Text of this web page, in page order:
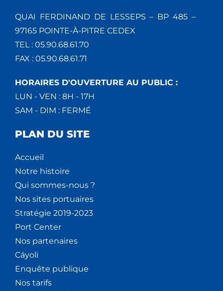
QUAI FERDINAND DE LESSEPS – BP 485 –
97165 POINTE-À-PITRE CEDEX
TEL : 05.90.68.61.70
FAX : 05.90.68.61.71
HORAIRES D'OUVERTURE AU PUBLIC :
LUN - VEN : 8H - 17H
SAM - DIM : FERMÉ
PLAN DU SITE
Accueil
Notre histoire
Qui sommes-nous ?
Nos sites portuaires
Stratégie 2019-2023
Port Center
Nos partenaires
Cáyoli
Enquête publique
Nos tarifs